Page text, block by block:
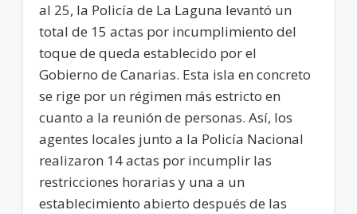
al 25, la Policía de La Laguna levantó un
total de 15 actas por incumplimiento del
toque de queda establecido por el
Gobierno de Canarias. Esta isla en concreto
se rige por un régimen más estricto en
cuanto a la reunión de personas. Así, los
agentes locales junto a la Policía Nacional
realizaron 14 actas por incumplir las
restricciones horarias y una a un
establecimiento abierto después de las